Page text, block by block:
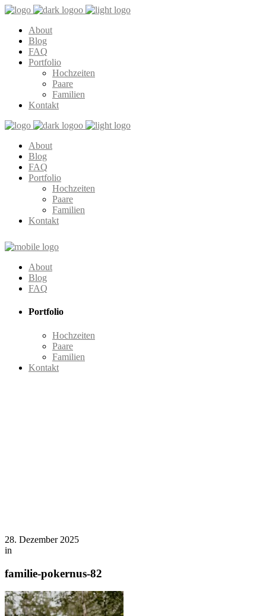
About
Blog
FAQ
Portfolio
Hochzeiten
Paare
Familien
Kontakt
About
Blog
FAQ
Portfolio
Hochzeiten
Paare
Familien
Kontakt
About
Blog
FAQ
Portfolio
Hochzeiten
Paare
Familien
Kontakt
28. Dezember 2025
in
familie-pokernus-82